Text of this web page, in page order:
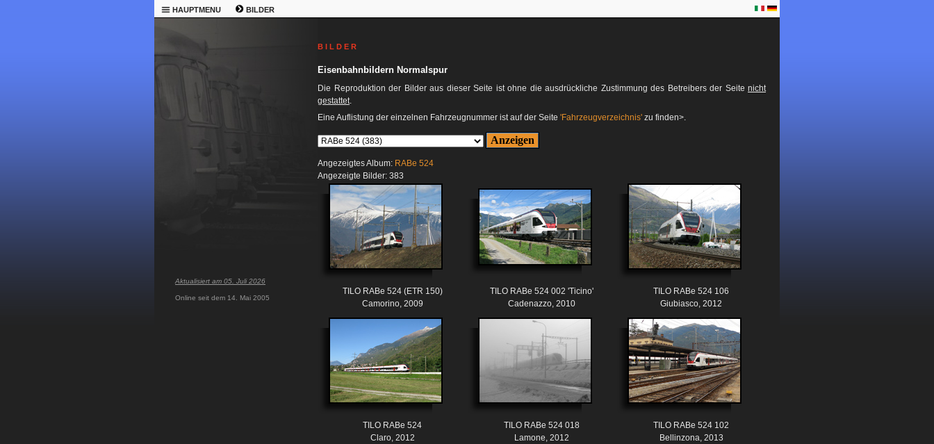
HAUPTMENU BILDER
Aktualisiert am 05. Juli 2026
Online seit dem 14. Mai 2005
B I L D E R
Eisenbahnbildern Normalspur
Die Reproduktion der Bilder aus dieser Seite ist ohne die ausdrückliche Zustimmung des Betreibers der Seite nicht
gestattet.
Eine Auflistung der einzelnen Fahrzeugnummer ist auf der Seite 'Fahrzeugverzeichnis' zu finden>.
Angezeigtes Album: RABe 524
Angezeigte Bilder: 383
TILO RABe 524 (ETR 150)
Camorino, 2009
TILO RABe 524 002 'Ticino'
Cadenazzo, 2010
TILO RABe 524 106
Giubiasco, 2012
TILO RABe 524
Claro, 2012
TILO RABe 524 018
Lamone, 2012
TILO RABe 524 102
Bellinzona, 2013